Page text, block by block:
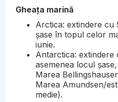
Gheața marină
Arctica: extindere
șase în topul celor
iunie.
Antarctica:
asemenea locul
Marea
Marea Amundsen/
medie).